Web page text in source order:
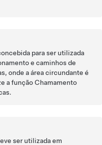
para ser utilizada
e caminhos de
onde a área circundante é
a função Chamamento
ser utilizada em